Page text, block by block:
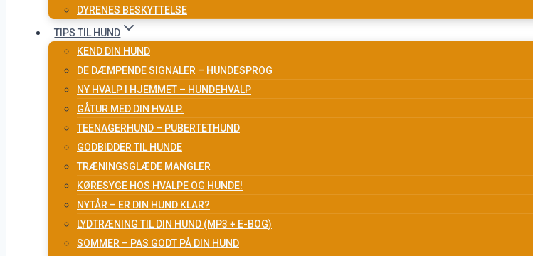
DYRENES BESKYTTELSE
TIPS TIL HUND
KEND DIN HUND
DE DÆMPENDE SIGNALER – HUNDESPROG
NY HVALP I HJEMMET – HUNDEHVALP
GÅTUR MED DIN HVALP.
TEENAGERHUND – PUBERTETHUND
GODBIDDER TIL HUNDE
TRÆNINGSGLÆDE MANGLER
KØRESYGE HOS HVALPE OG HUNDE!
NYTÅR – ER DIN HUND KLAR?
LYDTRÆNING TIL DIN HUND (MP3 + E-BOG)
SOMMER – PAS GODT PÅ DIN HUND